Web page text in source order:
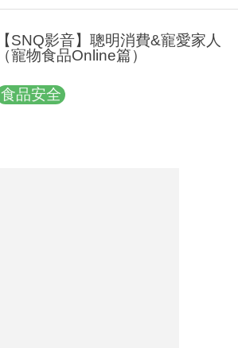
【SNQ影音】聰明消費&寵愛家人
（寵物食品Online篇）
食品安全